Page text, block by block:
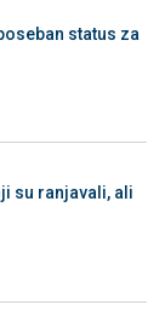
status za
su ranjavali, ali